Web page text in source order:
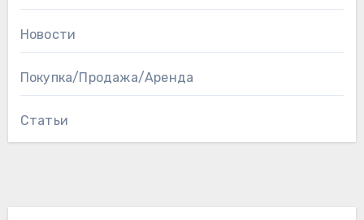
Новости
Покупка/Продажа/Аренда
Статьи